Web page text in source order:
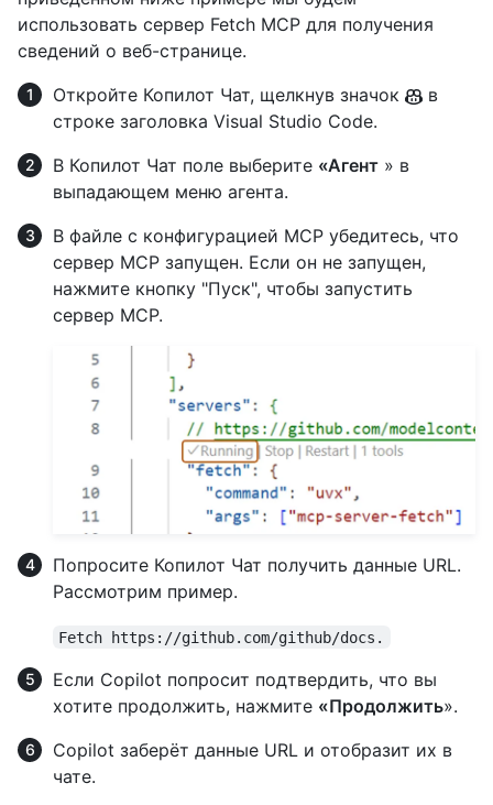
использовать сервер Fetch MCP для получения
сведений о веб-странице.
Откройте Копилот Чат, щелкнув значок
в
строке заголовка Visual Studio Code.
В Копилот Чат поле выберите «Агент » в
выпадающем меню агента.
В файле с конфигурацией MCP убедитесь, что
сервер MCP запущен. Если он не запущен,
нажмите кнопку "Пуск", чтобы запустить
сервер MCP.
Попросите Копилот Чат получить данные URL.
Рассмотрим пример.
Fetch https://github.com/github/docs.
Если Copilot попросит подтвердить, что вы
хотите продолжить, нажмите «Продолжить».
Copilot заберёт данные URL и отобразит их в
чате.